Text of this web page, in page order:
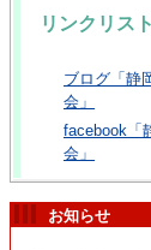
リンクリスト
ブログ「静
会」
facebook「
会」
お知らせ